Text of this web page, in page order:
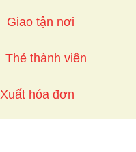
Giao tận nơi
Thẻ thành viên
Xuất hóa đơn